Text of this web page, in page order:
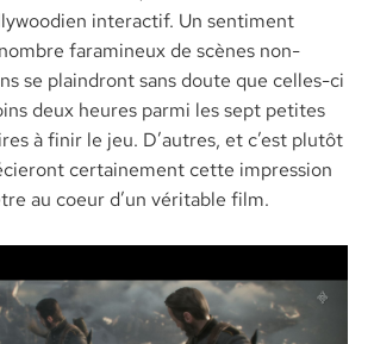
interactif. Un sentiment
faramineux de scènes non-
se plaindront sans doute que celles-ci
deux heures parmi les sept petites
à finir le jeu. D’autres, et c’est plutôt
certainement cette impression
au coeur d’un véritable film.